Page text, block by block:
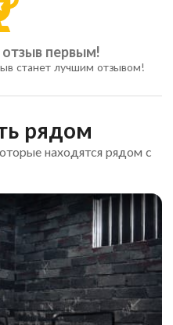
первым!
станет лучшим отзывом!
рядом
находятся рядом с